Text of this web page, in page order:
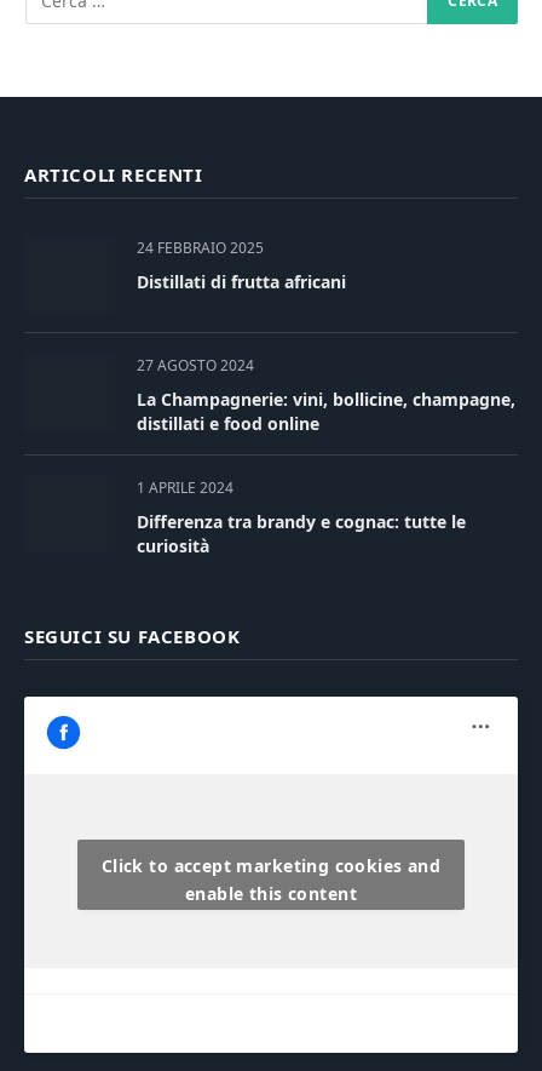
ARTICOLI RECENTI
24 FEBBRAIO 2025
Distillati di frutta africani
27 AGOSTO 2024
La Champagnerie: vini, bollicine, champagne,
distillati e food online
1 APRILE 2024
Differenza tra brandy e cognac: tutte le
curiosità
SEGUICI SU FACEBOOK
Click to accept marketing cookies and
enable this content